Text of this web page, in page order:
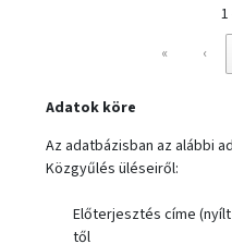
1
«
‹
Adatok köre
Az adatbázisban az alábbi
Közgyűlés üléseiről:
Előterjesztés címe
től